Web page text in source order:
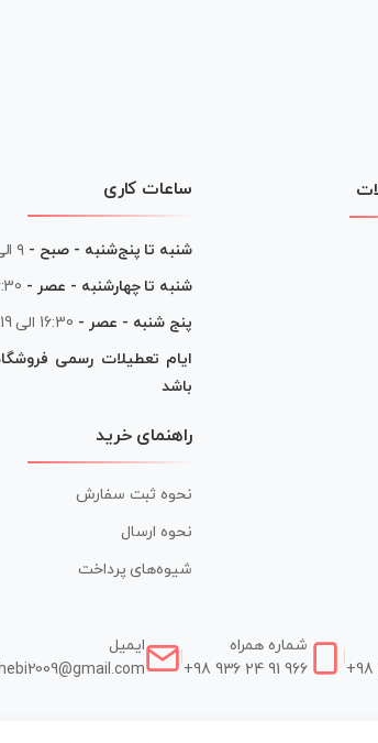
ساعات کاری
شنبه تا پنج‌شنبه - صبح - ۹ الی ۱۳
شنبه تا چهارشنبه - عصر - 16:30
پنج شنبه - عصر - 16:30 الی 19
ایام تعطیلات رسمی
باشد
راهنمای خرید
نحوه ثبت سفارش
نحوه ارسال
شیوه‌های پرداخت
+98
شماره همراه
+98 936 24 91 966
ایمیل